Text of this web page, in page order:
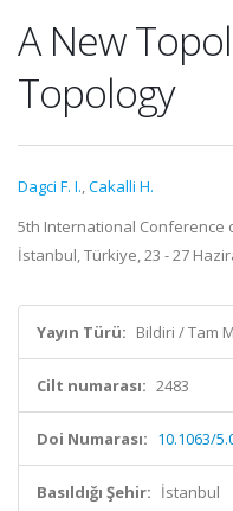
A New
Topology
Dagci F. I.,Cakalli H.
5th International Conference
İstanbul, Türkiye, 23 - 27
Yayın Türü: Bildiri / Tam
Cilt numarası: 2483
Doi Numarası: 10.1063/
Basıldığı Şehir: İstanbul